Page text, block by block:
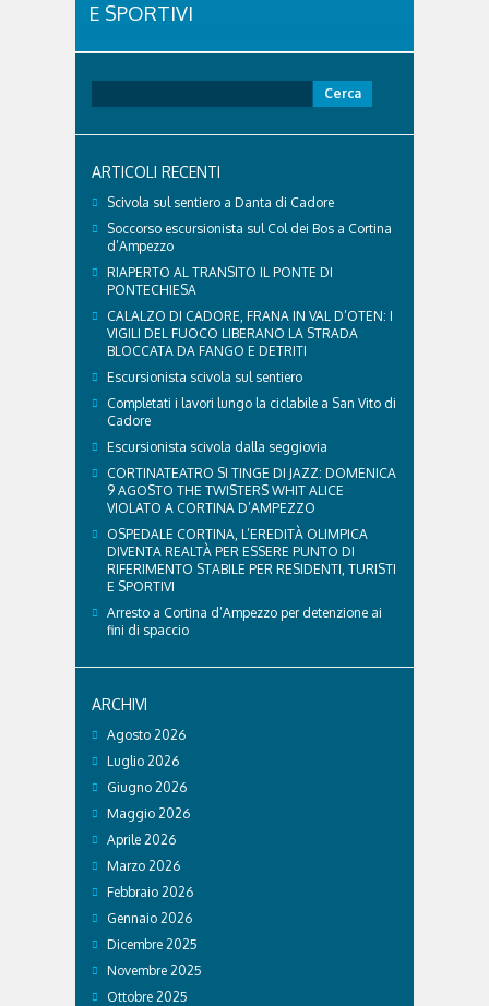
E SPORTIVI
territorio dolomitico. Ospedale Cortina -
struttura parte di GVM Care & Research che durante i
delegazioni e pubblico, sta per entrare in una...
per:
ARTICOLI RECENTI
Scivola sul sentiero a Danta di Cadore
Soccorso escursionista sul Col dei Bos a Cortina
d’Ampezzo
RIAPERTO AL TRANSITO IL PONTE DI
PONTECHIESA
CALALZO DI CADORE, FRANA IN VAL D’OTEN: I
VIGILI DEL FUOCO LIBERANO LA STRADA
BLOCCATA DA FANGO E DETRITI
Escursionista scivola sul sentiero
Completati i lavori lungo la ciclabile a San Vito di
Cadore
Escursionista scivola dalla seggiovia
CORTINATEATRO SI TINGE DI JAZZ: DOMENICA
9 AGOSTO THE TWISTERS WHIT ALICE
VIOLATO A CORTINA D’AMPEZZO
OSPEDALE CORTINA, L’EREDITÀ OLIMPICA
DIVENTA REALTÀ PER ESSERE PUNTO DI
RIFERIMENTO STABILE PER RESIDENTI, TURISTI
E SPORTIVI
Arresto a Cortina d’Ampezzo per detenzione ai
fini di spaccio
ARCHIVI
Agosto 2026
Luglio 2026
Giugno 2026
Maggio 2026
Aprile 2026
Marzo 2026
Febbraio 2026
Gennaio 2026
Dicembre 2025
Novembre 2025
Ottobre 2025